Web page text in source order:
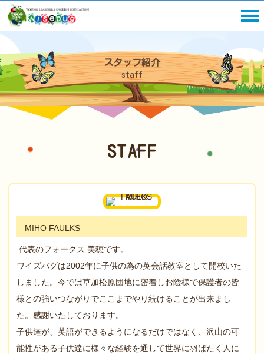
スタッフ紹介
staff
STAFF
MIHO FAULKS
代表のフォークス 美穂です。
ワイズバグは2002年に子供の為の英会話教室として開校いた
しました。今では草加松原団地に密着しお陰様で保護者の皆
様との強いつながりでここまでやり続けることが出来まし
た。感謝いたしております。
子供達が、英語ができるようになるだけではなく、沢山の可
能性がある子供達に様々な経験を通して世界に羽ばたく人に